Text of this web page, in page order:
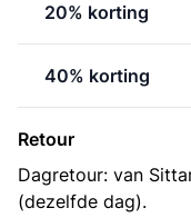
20% korting
40% korting
Retour
Dagretour: van
(dezelfde dag).